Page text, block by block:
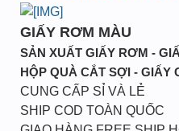
GIẤY RƠM MÀU
SẢN XUẤT GIẤY RƠM -
HỘP QUÀ CẮT SỢI - GIẤY
CUNG CẤP SỈ VÀ LẺ
SHIP COD TOÀN QUỐC